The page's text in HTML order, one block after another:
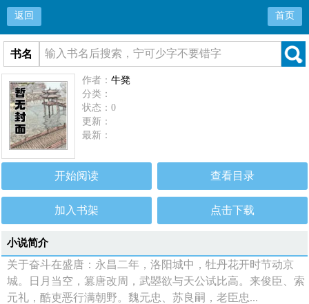
返回 首页
书名
作者：牛凳
分类：
状态：0
更新：
最新：
开始阅读 查看目录
加入书架 点击下载
小说简介
关于奋斗在盛唐：永昌二年，洛阳城中，牡丹花开时节动京
城。日月当空，篡唐改周，武曌欲与天公试比高。来俊臣、索
元礼，酷吏恶行满朝野。魏元忠、苏良嗣，老臣忠...